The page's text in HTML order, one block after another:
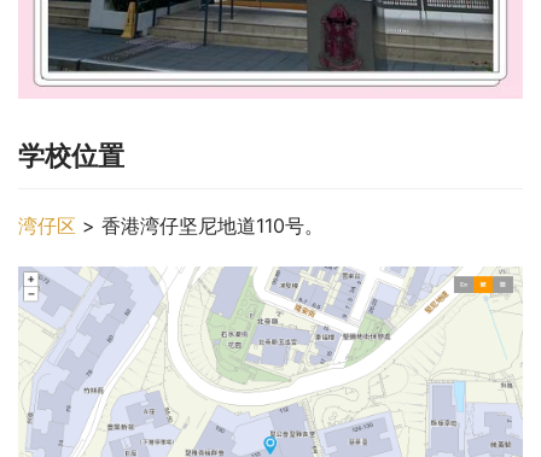
学校位置
湾仔区 > 香港湾仔坚尼地道110号。